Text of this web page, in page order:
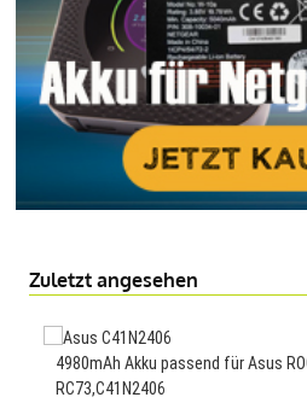
Zuletzt angesehen
4980mAh Akku passend für Asus
RC73,C41N2406